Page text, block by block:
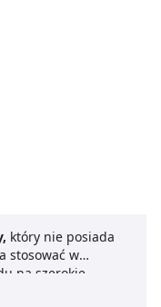
który nie posiada
stosować w
na szerokie
ulotki, ani